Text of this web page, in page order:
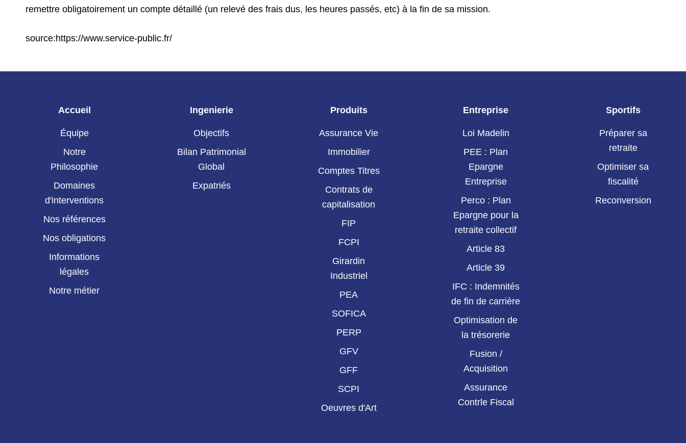
remettre obligatoirement un compte détaillé (un relevé des frais dus, les heures passés, etc) à la fin de sa mission.
source:https://www.service-public.fr/
Accueil
Équipe
Notre
Philosophie
Domaines
d'interventions
Nos références
Nos obligations
Informations
légales
Notre métier
Ingenierie
Objectifs
Bilan Patrimonial
Global
Expatriés
Produits
Assurance Vie
Immobilier
Comptes Titres
Contrats de
capitalisation
FIP
FCPI
Girardin
Industriel
PEA
SOFICA
PERP
GFV
GFF
SCPI
Oeuvres d'Art
Entreprise
Loi Madelin
PEE : Plan
Epargne
Entreprise
Perco : Plan
Epargne pour la
retraite collectif
Article 83
Article 39
IFC : Indemnités
de fin de carrière
Optimisation de
la trésorerie
Fusion /
Acquisition
Assurance
Contrle Fiscal
Sportifs
Préparer sa
retraite
Optimiser sa
fiscalité
Reconversion